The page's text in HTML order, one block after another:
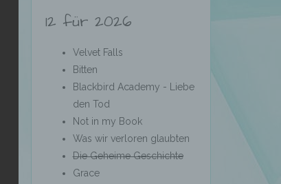
12 für 2026
Velvet Falls
Bitten
Blackbird Academy - Liebe
den Tod
Not in my Book
Was wir verloren glaubten
Die Geheime Geschichte
Grace